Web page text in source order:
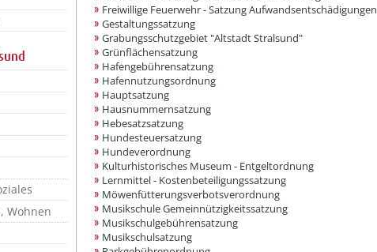
Wohnen
Freiwillige Feuerwehr - Satzung Aufwandsentschädigungen
Gestaltungssatzung
Grabungsschutzgebiet "Altstadt Stralsund"
Grünflächensatzung
Hafengebührensatzung
Hafennutzungsordnung
Hauptsatzung
Hausnummernsatzung
Hebesatzsatzung
Hundesteuersatzung
Hundeverordnung
Kulturhistorisches Museum - Entgeltordnung
Lernmittel - Kostenbeteiligungssatzung
Möwenfütterungsverbotsverordnung
Musikschule Gemeinnützigkeitssatzung
Musikschulgebührensatzung
Musikschulsatzung